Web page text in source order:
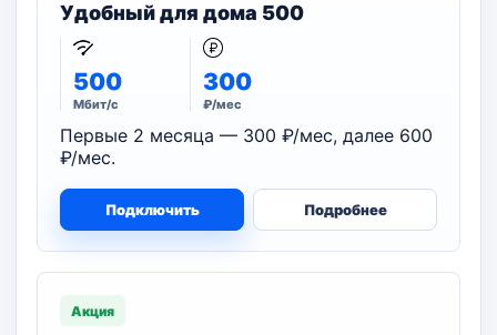
Удобный для дома 500
500
Мбит/с
300
₽/мес
Первые 2 месяца — 300 ₽/мес, далее 600
₽/мес.
Подключить Подробнее
Акция